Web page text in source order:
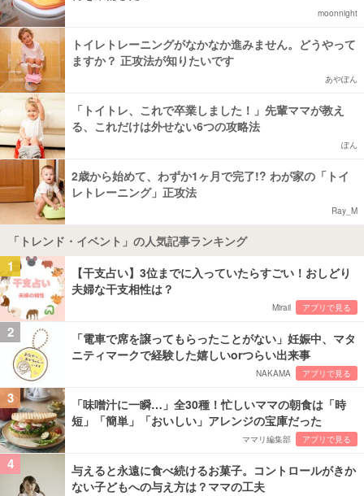
moonnight
トイレトレーニングがなかなか進みません。どうやって
ますか？ 正攻法が知りたいです
あやぽん
「トイトレ、これで卒業しました！」先輩ママが教え
る、これだけは外せない6つの攻略法
ぽん
2歳から始めて、わずか1ヶ月で完了!? わが家の「トイ
レトレーニング」正攻法
Ray_M
「トレンド・イベント」の人気記事ランキング
1
【干支占い】3位までに入っていたらすごい！おしどり
夫婦な干支相性は？
Mirail アプリで見る
2
「電車で席を譲ってもらったことがない」妊娠中、マタ
ニティマークで経験した嬉しいorつらい出来事
NAKAMA アプリで見る
3
「味噌汁に一瞬…」全30種！忙しいママの朝食は「時
短」「簡単」「おいしい」アレンジの宝庫だった
ママリ編集部 アプリで見る
4
与えると永遠に食べ続けるお菓子。コントロールがきか
ない子どもへの与え方は？ママの工夫